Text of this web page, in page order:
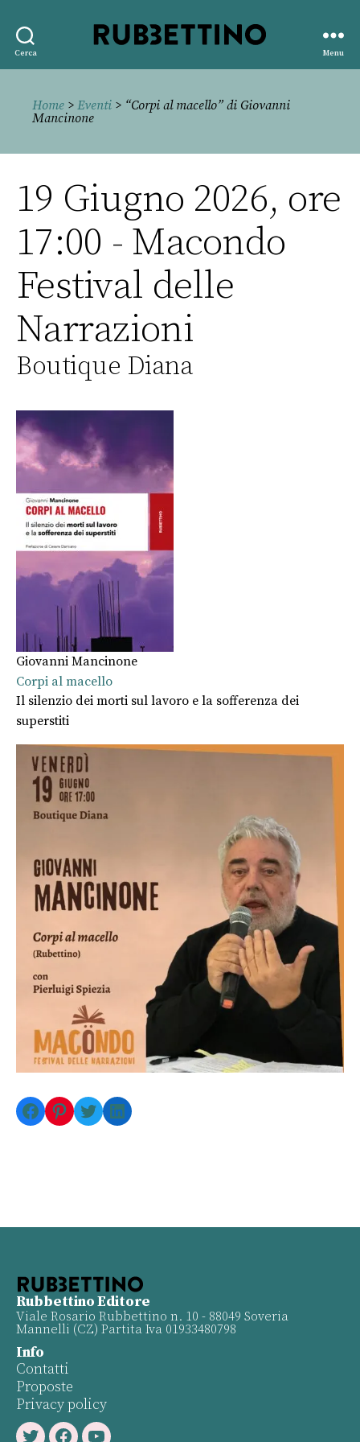
Cerca
editore
Menu
Home > Eventi > “Corpi al macello” di Giovanni
Mancinone
19 Giugno 2026, ore
17:00 - Macondo
Festival delle
Narrazioni
Boutique Diana
Giovanni Mancinone
Corpi al macello
Il silenzio dei morti sul lavoro e la sofferenza dei
superstiti
Facebook
Pinterest
TwitterLinkedIn
Rubbettino Editore
Viale Rosario Rubbettino n. 10 - 88049 Soveria
Mannelli (CZ) Partita Iva 01933480798
Info
Contatti
Proposte
Privacy policy